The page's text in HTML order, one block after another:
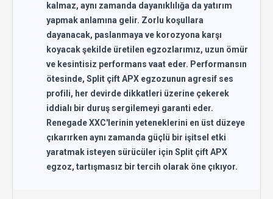
kalmaz, aynı zamanda dayanıklılığa da yatırım
yapmak anlamına gelir. Zorlu koşullara
dayanacak, paslanmaya ve korozyona karşı
koyacak şekilde üretilen egzozlarımız, uzun ömür
ve kesintisiz performans vaat eder. Performansın
ötesinde, Split çift APX egzozunun agresif ses
profili, her devirde dikkatleri üzerine çekerek
iddialı bir duruş sergilemeyi garanti eder.
Renegade XXC'lerinin yeteneklerini en üst düzeye
çıkarırken aynı zamanda güçlü bir işitsel etki
yaratmak isteyen sürücüler için Split çift APX
egzoz, tartışmasız bir tercih olarak öne çıkıyor.